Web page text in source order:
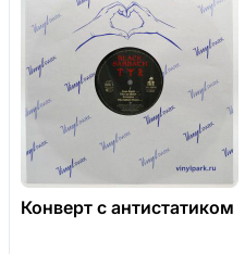
Конверт с антистатиком